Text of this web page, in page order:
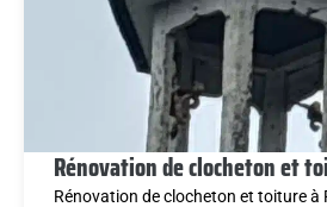
Rénovation de clocheton et
Rénovation de clocheton et toiture à